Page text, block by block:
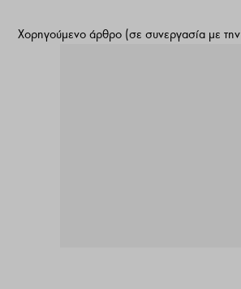
Χορηγούμενο άρθρο (σε συνεργασία με την